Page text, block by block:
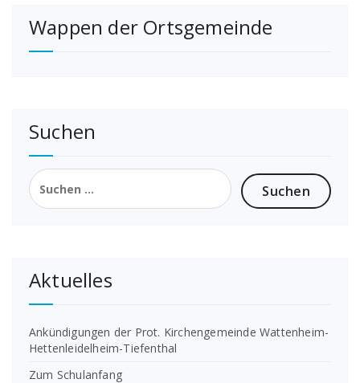
Wappen der Ortsgemeinde
Suchen
Suchen
nach:
Aktuelles
Ankündigungen der Prot. Kirchengemeinde Wattenheim-
Hettenleidelheim-Tiefenthal
Zum Schulanfang